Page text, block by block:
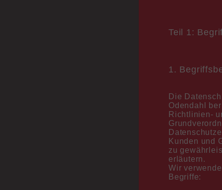
Teil 1:
1.
Die
Odendahl
Richtlinien-
Kunden und
zu
erläutern.
Wir
Begriffe: